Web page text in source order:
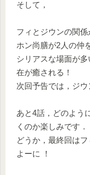
そして，
フィとジウンの関
ホン尚膳が2人の仲
シリアスな場面が
在が癒される！
次回予告では，ジウ
あと4話，どのよう
くのか楽しみです．
どうか，最終回は
よーに ！